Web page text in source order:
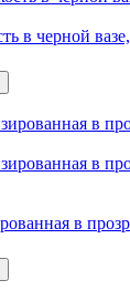
в черной
в